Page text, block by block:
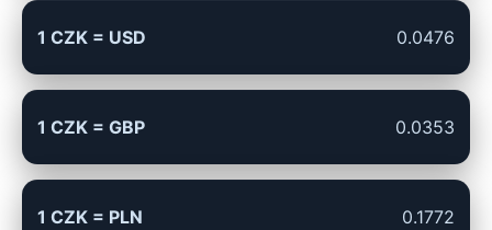
1 CZK = USD 0.0476
1 CZK = GBP 0.0353
1 CZK = PLN 0.1772